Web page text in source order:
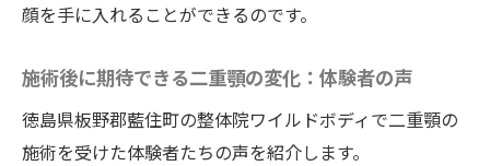
顔を手に入れることができるのです。
施術後に期待できる二重顎の変化：体験者の声
徳島県板野郡藍住町の整体院ワイルドボディで二重顎の
施術を受けた体験者たちの声を紹介します。